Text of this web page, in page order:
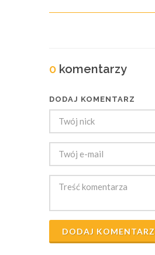
0 komentarzy
DODAJ KOMENTARZ
DODAJ KOMENTARZ